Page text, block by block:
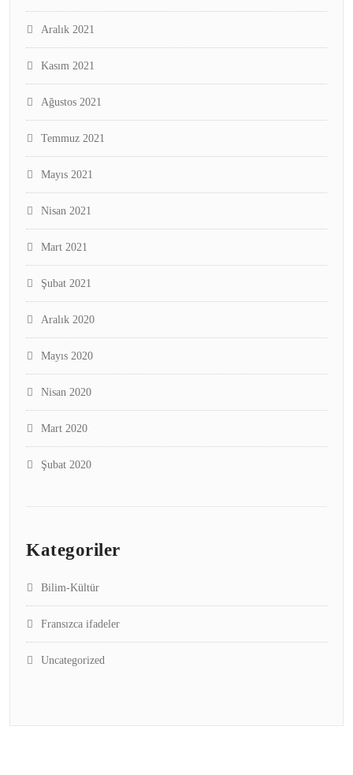
Aralık 2021
Kasım 2021
Ağustos 2021
Temmuz 2021
Mayıs 2021
Nisan 2021
Mart 2021
Şubat 2021
Aralık 2020
Mayıs 2020
Nisan 2020
Mart 2020
Şubat 2020
Kategoriler
Bilim-Kültür
Fransızca ifadeler
Uncategorized